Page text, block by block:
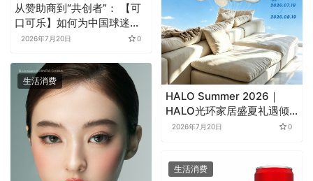
从赞助商到“共创者”： 【可
口可乐】如何为中国球迷定
制了属于“我们的”世界杯
2026年7月20日 0
HALO Summer 2026｜
HALO光环家居盛夏礼遇倾
心启幕
2026年7月20日 0
生活消费
生活消费